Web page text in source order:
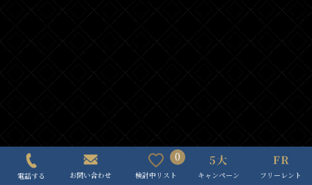
電話する お問い合わせ
0
検討中リスト キャンペーン フリーレント